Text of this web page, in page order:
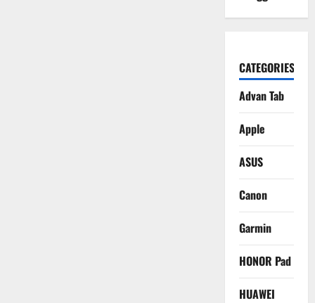
CATEGORIES
Advan Tab
Apple
ASUS
Canon
Garmin
HONOR Pad
HUAWEI